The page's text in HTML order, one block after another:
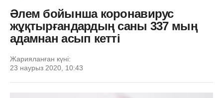
Әлем бойынша коронавирус
жұқтырғандардың саны 337 мың
адамнан асып кетті
Жарияланған күні:
23 наурыз 2020, 10:43